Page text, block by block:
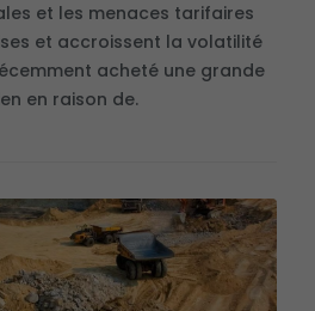
et les menaces tarifaires
et accroissent la volatilité
acheté une grande
en raison de.